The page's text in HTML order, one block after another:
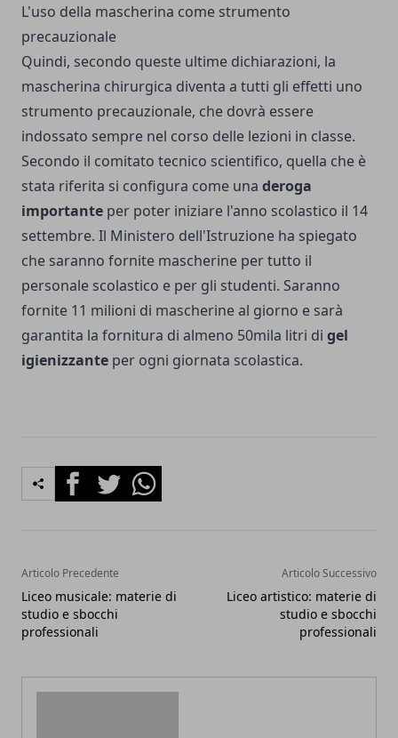
L'uso della mascherina come strumento
precauzionale
Quindi, secondo queste ultime dichiarazioni, la
mascherina chirurgica diventa a tutti gli effetti uno
strumento precauzionale, che dovrà essere
indossato sempre nel corso delle lezioni in classe.
Secondo il comitato tecnico scientifico, quella che è
stata riferita si configura come una deroga
importante per poter iniziare l'anno scolastico il 14
settembre. Il Ministero dell'Istruzione ha spiegato
che saranno fornite mascherine per tutto il
personale scolastico e per gli studenti. Saranno
fornite 11 milioni di mascherine al giorno e sarà
garantita la fornitura di almeno 50mila litri di gel
igienizzante per ogni giornata scolastica.
FacebookTwitterWhatsapp
Articolo Precedente
Liceo musicale: materie di
studio e sbocchi
professionali
Articolo Successivo
Liceo artistico: materie di
studio e sbocchi
professionali